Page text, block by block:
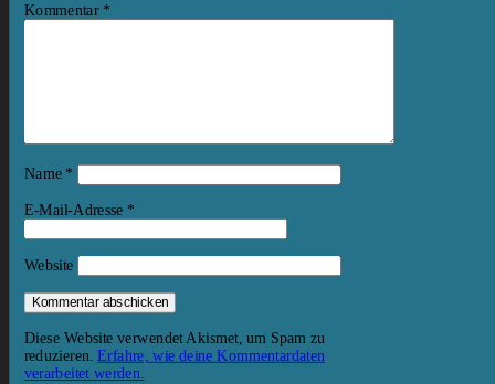
Kommentar *
Name *
E-Mail-Adresse *
Website
Diese Website verwendet Akismet, um Spam zu
reduzieren.Erfahre, wie deine Kommentardaten
verarbeitet werden.